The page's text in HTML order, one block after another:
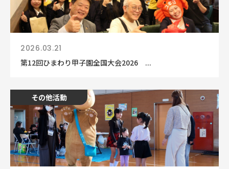
2026.03.21
第12回ひまわり甲子園全国大会2026 ...
その他活動